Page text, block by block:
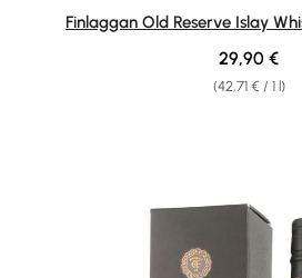
Average rating of 4.71 out of 5 stars
Finlaggan Old Reserve Islay
(42,71 € / 1 l)
Regular
29,90 €